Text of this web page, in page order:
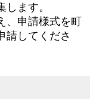
ます。
、申請様式を町
請してくださ